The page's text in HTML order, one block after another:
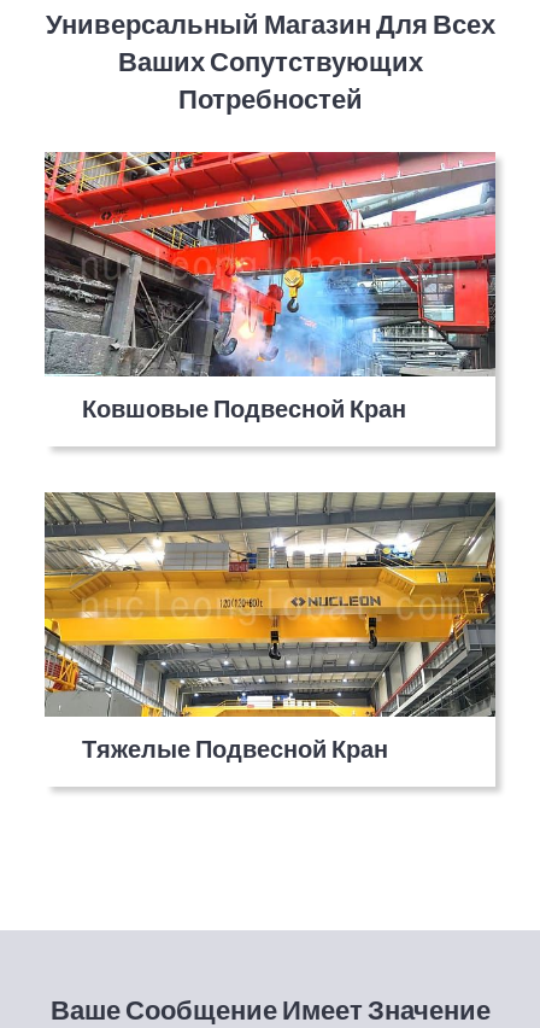
Универсальный Магазин Для Всех
Ваших Сопутствующих
Потребностей
Ковшовые Подвесной Кран
Тяжелые Подвесной Кран
Ваше Сообщение Имеет Значение